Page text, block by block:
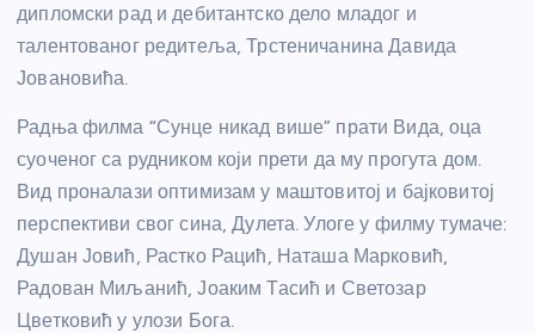
дипломски рад и дебитантско дело младог и
талентованог редитеља, Трстеничанина Давида
Јовановића.
Радња филма “Сунце никад више” прати Вида, оца
суоченог са рудником који прети да му прогута дом.
Вид проналази оптимизам у маштовитој и бајковитој
перспективи свог сина, Дулета. Улоге у филму тумаче:
Душан Јовић, Растко Рацић, Наташа Марковић,
Радован Миљанић, Јоаким Тасић и Светозар
Цветковић у улози Бога.